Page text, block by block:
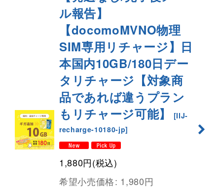
ル報告】
【docomoMVNO物理
SIM専用リチャージ】日
本国内10GB/180日デー
タリチャージ【対象商
品であれば違うプラン
もリチャージ可能】
[IIJ-
recharge-10180-jp]
1,880円(税込)
希望小売価格: 1,980円